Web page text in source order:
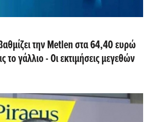
την Metlen στα 64,40 ευρώ
το γάλλιο - Οι εκτιμήσεις μεγεθών